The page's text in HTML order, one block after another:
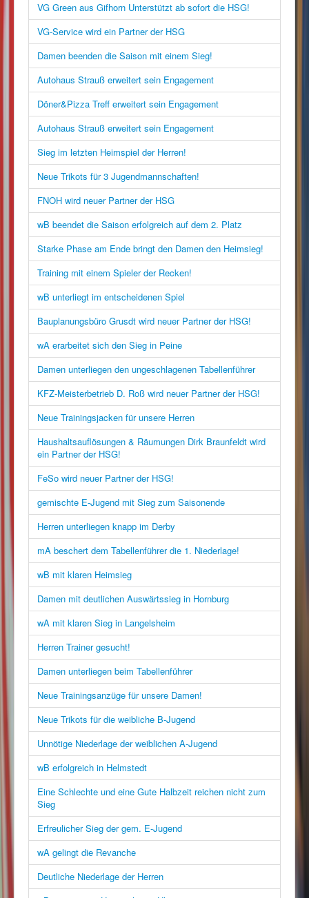
VG Green aus Gifhorn Unterstützt ab sofort die HSG!
VG-Service wird ein Partner der HSG
Damen beenden die Saison mit einem Sieg!
Autohaus Strauß erweitert sein Engagement
Döner&Pizza Treff erweitert sein Engagement
Autohaus Strauß erweitert sein Engagement
Sieg im letzten Heimspiel der Herren!
Neue Trikots für 3 Jugendmannschaften!
FNOH wird neuer Partner der HSG
wB beendet die Saison erfolgreich auf dem 2. Platz
Starke Phase am Ende bringt den Damen den Heimsieg!
Training mit einem Spieler der Recken!
wB unterliegt im entscheidenen Spiel
Bauplanungsbüro Grusdt wird neuer Partner der HSG!
wA erarbeitet sich den Sieg in Peine
Damen unterliegen den ungeschlagenen Tabellenführer
KFZ-Meisterbetrieb D. Roß wird neuer Partner der HSG!
Neue Trainingsjacken für unsere Herren
Haushaltsauflösungen & Räumungen Dirk Braunfeldt wird
ein Partner der HSG!
FeSo wird neuer Partner der HSG!
gemischte E-Jugend mit Sieg zum Saisonende
Herren unterliegen knapp im Derby
mA beschert dem Tabellenführer die 1. Niederlage!
wB mit klaren Heimsieg
Damen mit deutlichen Auswärtssieg in Hornburg
wA mit klaren Sieg in Langelsheim
Herren Trainer gesucht!
Damen unterliegen beim Tabellenführer
Neue Trainingsanzüge für unsere Damen!
Neue Trikots für die weibliche B-Jugend
Unnötige Niederlage der weiblichen A-Jugend
wB erfolgreich in Helmstedt
Eine Schlechte und eine Gute Halbzeit reichen nicht zum
Sieg
Erfreulicher Sieg der gem. E-Jugend
wA gelingt die Revanche
Deutliche Niederlage der Herren